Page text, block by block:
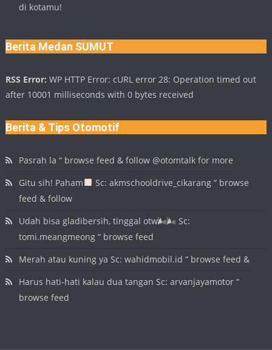
di kotamu!
Berita Medan SUMUT
RSS Error: WP HTTP Error: cURL error 28: Operation timed out
after 10001 milliseconds with 0 bytes received
Berita & Tips Otomotif
Pasrah la “ browse feed & follow @otomtalk for more
Gitu sih! Paham
Sc: akmschooldrive_cikarang “ browse
feed & follow
Udah bisa gladibersih, tinggal otw🌬🌬 Sc:
tomi.meangmeong “ browse feed
Merah atau kuning ya Sc: wahidmobil.id “ browse feed &
Harus hati-hati kalau dua tangan Sc: arvanjayamotor “
browse feed